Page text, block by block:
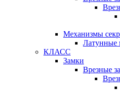
Механизмы
Латунные
КЛАСС
Замки
Врезные